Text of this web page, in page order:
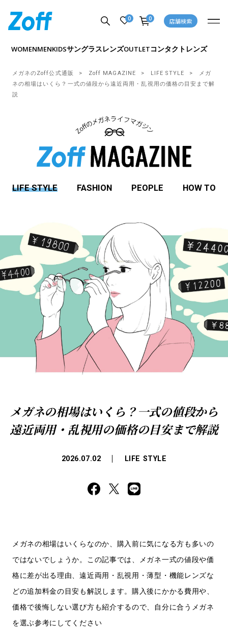
0 0 店舗検索
WOMENMENKIDSサングラスレンズOUTLETコンタクトレンズ
メガネのZoff公式通販 Zoff MAGAZINE LIFE STYLE
メガ
ネの相場はいくら？一式の値段から遠近両用・乱視用の価格の目安まで解
説
LIFE STYLE FASHION PEOPLE HOW TO
メガネの相場はいくら？一式の値段から
遠近両用・乱視用の価格の目安まで解説
2026.07.02 LIFE STYLE
メガネの相場はいくらなのか、購入前に気になる方も多いの
ではないでしょうか。この記事では、メガネ一式の値段や価
格に差が出る理由、遠近両用・乱視用・薄型・機能レンズな
どの追加料金の目安も解説します。購入後にかかる費用や、
価格で後悔しない選び方も紹介するので、自分に合うメガネ
を選ぶ参考にしてください